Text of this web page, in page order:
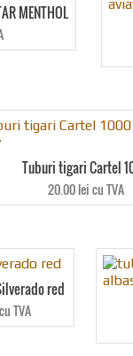
MENTHOL
Tuburi tigari Cartel
20.00 lei cu TVA
red
TVA